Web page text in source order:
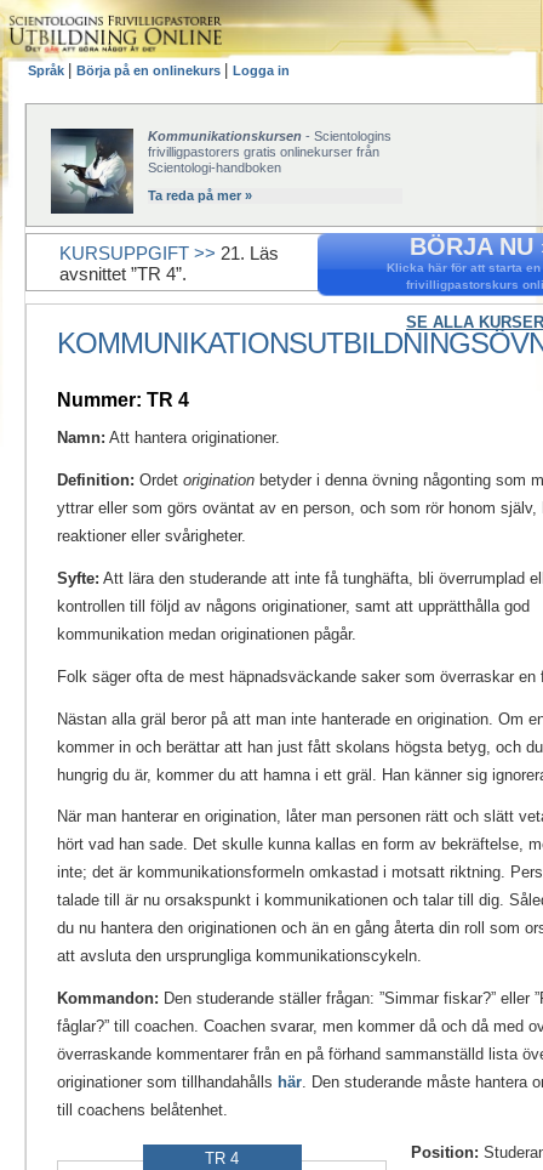
Språk Börja på en onlinekurs Logga in
Kommunikationskursen - Scientologins
frivilligpastorers gratis onlinekurser från
Scientologi-handboken
Ta reda på mer »
BÖRJA NU
Klicka här för att starta en
frivilligpastorskurs
SE ALLA
KURSUPPGIFT >> 21. Läs
avsnittet ”TR 4”.
Nummer: TR 4
Namn: Att hantera originationer.
Definition: Ordet origination betyder i denna övning någonting som
yttrar eller som görs oväntat av en person, och som rör honom själv,
reaktioner eller svårigheter.
Syfte: Att lära den studerande att inte få tunghäfta, bli överrumplad
kontrollen till följd av någons originationer, samt att upprätthålla god
kommunikation medan originationen pågår.
Folk säger ofta de mest häpnadsväckande saker som överraskar en
Nästan alla gräl beror på att man inte hanterade en origination. Om
kommer in och berättar att han just fått skolans högsta betyg, och
hungrig du är, kommer du att hamna i ett gräl. Han känner sig
När man hanterar en origination, låter man personen rätt och slätt
hört vad han sade. Det skulle kunna kallas en form av bekräftelse,
inte; det är kommunikationsformeln omkastad i motsatt riktning.
talade till är nu orsakspunkt i kommunikationen och talar till dig.
du nu hantera den originationen och än en gång återta din roll som
att avsluta den ursprungliga kommunikationscykeln.
Kommandon: Den studerande ställer frågan: ”Simmar fiskar?” eller
fåglar?” till coachen. Coachen svarar, men kommer då och då med
överraskande kommentarer från en på förhand sammanställd lista
originationer som tillhandahålls här. Den studerande måste hantera
till coachens belåtenhet.
TR 4 Position: